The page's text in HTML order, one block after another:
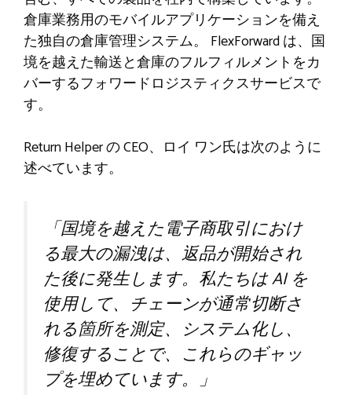
倉庫業務用のモバイルアプリケーションを備え
た独自の倉庫管理システム。 FlexForward は、国
境を越えた輸送と倉庫のフルフィルメントをカ
バーするフォワードロジスティクスサービスで
す。
Return Helper の CEO、ロイ ワン氏は次のように
述べています。
「国境を越えた電子商取引におけ
る最大の漏洩は、返品が開始され
た後に発生します。私たちは AI を
使用して、チェーンが通常切断さ
れる箇所を測定、システム化し、
修復することで、これらのギャッ
プを埋めています。」